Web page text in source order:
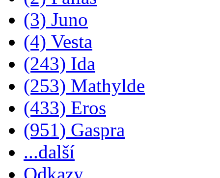
(3) Juno
(4) Vesta
(243) Ida
(253) Mathylde
(433) Eros
(951) Gaspra
...další